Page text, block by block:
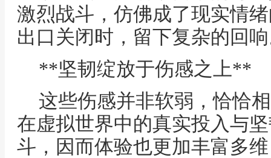
激烈战斗，仿佛成了现实情
出口关闭时，留下复杂的回
**坚韧绽放于伤感之上**
这些伤感并非软弱，恰恰
在虚拟世界中的真实投入与
斗，因而体验也更加丰富多